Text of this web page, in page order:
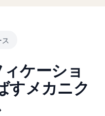
ケーショ
すメカニク